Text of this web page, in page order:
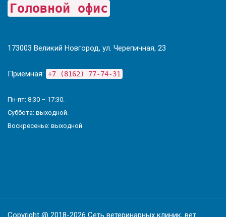
Головной офис
173003 Великий Новгород, ул. Черепичная, 23
Приемная: +7 (8162) 77-74-31
Пн-пт: 8:30 – 17:30.
Суббота: выходной.
Воскресенье: выходной
Copyright @ 2018-2026 Сеть ветеринарных клиник, вет.